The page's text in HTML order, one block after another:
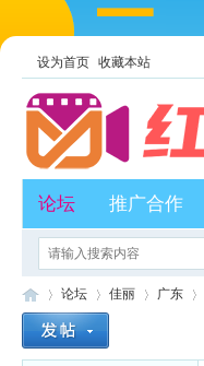
设为首页 收藏本站
论坛 推广合作
论坛 佳丽 广东